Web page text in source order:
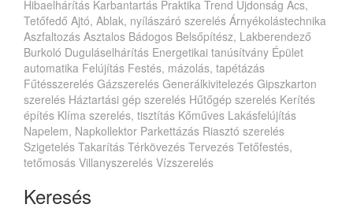
Hibaelhárítás Karbantartás Praktika Trend Újdonság Ács,
Tetőfedő Ajtó, Ablak, nyílászáró szerelés Árnyékolástechnika
Aszfaltozás Asztalos Bádogos Belsőpítész, Lakberendező
Burkoló Duguláselhárítás Energetikai tanúsítvány Épület
automatika Felújítás Festés, mázolás, tapétázás
Fűtésszerelés Gázszerelés Generálkivitelezés Gipszkarton
szerelés Háztartási gép szerelés Hűtőgép szerelés Kerítés
építés Klíma szerelés, tisztítás Kőműves Lakásfelújítás
Napelem, Napkollektor Parkettázás Riasztó szerelés
Szigetelés Takarítás Térkövezés Tervezés Tetőfestés,
tetőmosás Villanyszerelés Vízszerelés
Keresés